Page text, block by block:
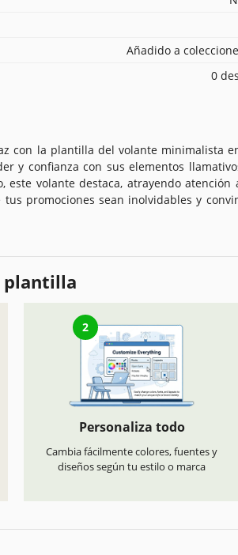
Añadido a
0
con la plantilla del volante minimalista
y confianza con sus elementos
volante destaca, atrayendo atención
promociones sean inolvidables y
plantilla
2
Personaliza todo
Cambia fácilmente colores, fuentes y
diseños según tu estilo o marca